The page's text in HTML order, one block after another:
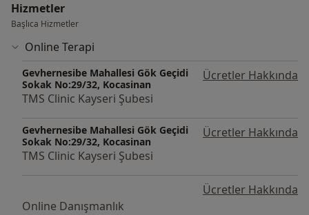
psikiyatristleri ile hizmet vermekteyiz. Kliniğimiz
bünyesinde ilaç tedavisi, cihazlı tedaviler ve psikoterapi
ile danışanlarımıza bütüncül bir tedavi sunmaktayız.
Hizmetler
Başlıca Hizmetler
Online Terapi
Gevhernesibe Mahallesi Gök Geçidi
Sokak No:29/32, Kocasinan
Ücretler Hakkında
TMS Clinic Kayseri Şubesi
Gevhernesibe Mahallesi Gök Geçidi
Sokak No:29/32, Kocasinan
Ücretler Hakkında
TMS Clinic Kayseri Şubesi
Ücretler Hakkında
Online Danışmanlık